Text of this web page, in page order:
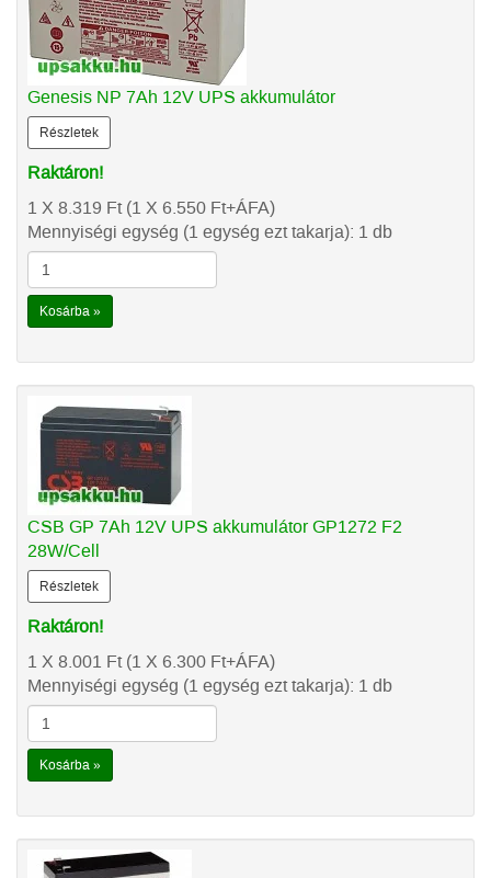
Genesis NP 7Ah 12V UPS akkumulátor
Részletek
Raktáron!
1 X 8.319 Ft(1 X 6.550 Ft+ÁFA)
Mennyiségi egység (1 egység ezt takarja): 1 db
Kosárba »
CSB GP 7Ah 12V UPS akkumulátor GP1272 F2
28W/Cell
Részletek
Raktáron!
1 X 8.001 Ft(1 X 6.300 Ft+ÁFA)
Mennyiségi egység (1 egység ezt takarja): 1 db
Kosárba »